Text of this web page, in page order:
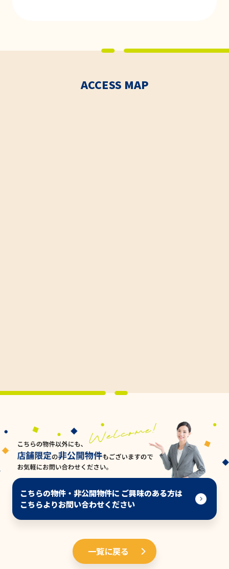
ACCESS MAP
こちらの物件・非公開物件に ご興味のある方は
こちらよりお問い合わせください
一覧に戻る